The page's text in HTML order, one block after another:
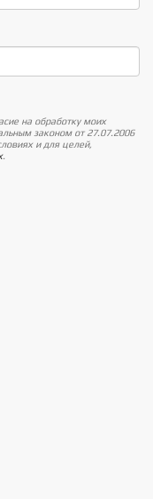
на обработку моих
законом от 27.07.2006
и для целей,
.